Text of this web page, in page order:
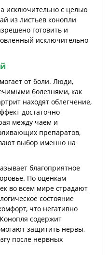
исключительно с целью
из листьев конопли
готовить и
исключительно
от боли. Люди,
болезнями, как
находят облегчение,
достаточно
между чаем и
препаратов,
выбор именно на
благоприятное
По оценкам
во всем мире страдают
состояние
что негативно
содержит
защитить нервы,
после нервных